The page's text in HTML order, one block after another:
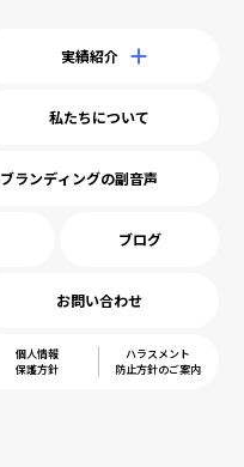
実績紹介
私たちについて
ブランディングの副音声
ブログ
お問い合わせ
個人情報
保護方針
ハラスメント
防止方針のご案内